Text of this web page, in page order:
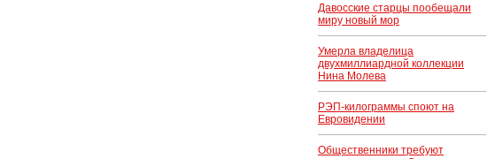
Давосские старцы пообещали
миру новый мор
Умерла владелица
двухмиллиардной коллекции
Нина Молева
РЭП-килограммы споют на
Евровидении
Общественники требуют